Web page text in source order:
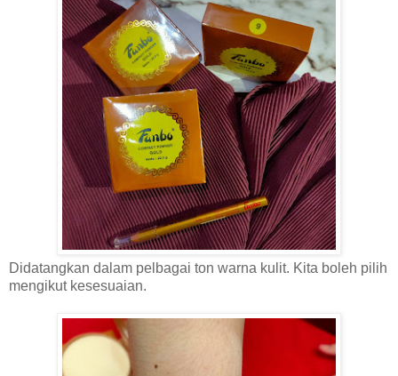
Didatangkan dalam pelbagai ton warna kulit. Kita boleh pilih
mengikut kesesuaian.